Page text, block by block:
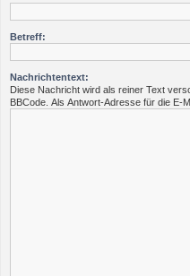
Betreff:
Nachrichtentext:
Diese Nachricht wird als reiner Text
BBCode. Als Antwort-Adresse für die E-